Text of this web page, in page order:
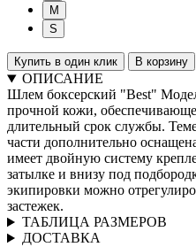
M
S
Купить в один клик В корзину
ОПИСАНИЕ
Шлем боксерский "Best"
прочной кожи,
длительный срок службы.
части дополнительно
имеет двойную систему
затылке и внизу под
экипировки можно
застежек.
ТАБЛИЦА РАЗМЕРОВ
ДОСТАВКА